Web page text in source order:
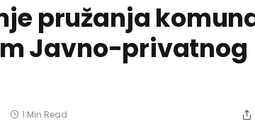
pružanja
Javno-privatnog
1 Min Read